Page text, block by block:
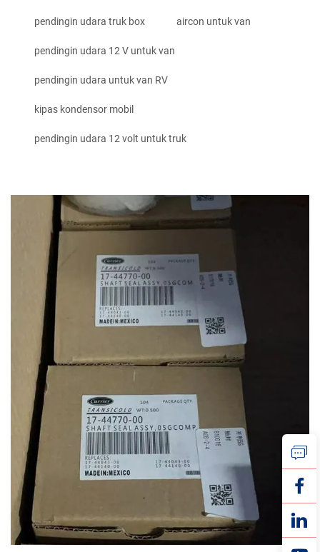
pendingin udara truk box aircon untuk van
pendingin udara 12 V untuk van
pendingin udara untuk van RV
kipas kondensor mobil
pendingin udara 12 volt untuk truk